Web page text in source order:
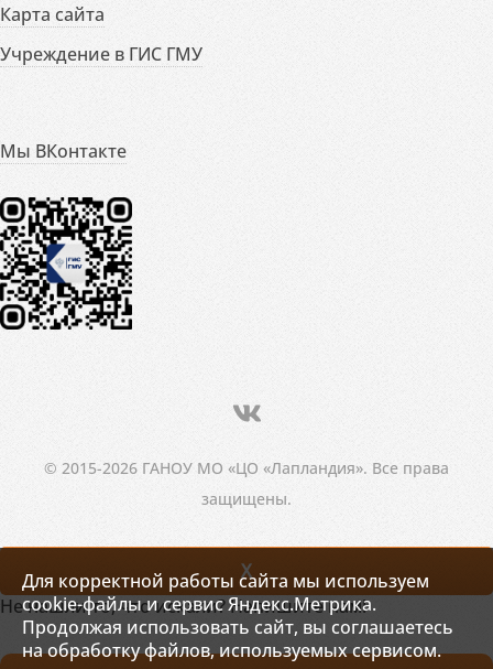
Карта сайта
Учреждение в ГИС ГМУ
Мы ВКонтакте
© 2015-2026 ГАНОУ МО «ЦО «Лапландия». Все права
защищены.
Для корректной работы сайта мы используем
cookie-файлы и сервис Яндекс.Метрика.
Продолжая использовать сайт, вы соглашаетесь
на обработку файлов, используемых сервисом.
X
Не нашли то, что искали? Напишите нам!